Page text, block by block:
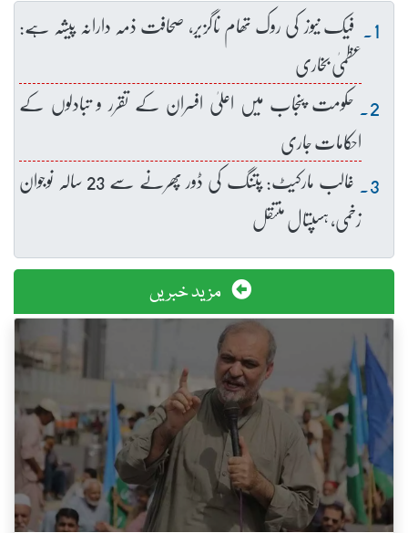
فیک نیوز کی روک تھام ناگزیر، صحافت ذمہ دارانہ پیشہ ہے:
عظمیٰ بخاری
حکومت پنجاب میں اعلیٰ افسران کے تقرر و تبادلوں کے
احکامات جاری
غالب مارکیٹ: پتنگ کی ڈور پھرنے سے 23 سالہ نوجوان
زخمی، ہسپتال منتقل
مزید خبریں